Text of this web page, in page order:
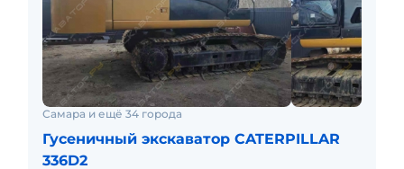
Самара и ещё 34 города
Гусеничный экскаватор CATERPILLAR
336D2